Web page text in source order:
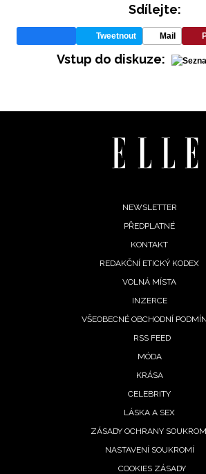
Sdílejte:
Tweetnout Mail
Vstup do diskuze:
NEWSLETTER
PŘEDPLATNÉ
KONTAKT
REDAKČNÍ ETICKÝ KODEX
VOLNÁ MÍSTA
INZERCE
VŠEOBECNÉ OBCHODNÍ
RSS FEED
MÓDA
KRÁSA
CELEBRITY
LÁSKA A SEX
ZÁSADY OCHRANY
NASTAVENÍ SOUKROMÍ
COOKIES ZÁSADY